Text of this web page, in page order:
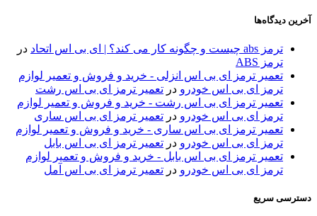
آخرین دیدگاه‌ها
ترمز abs چیست و چگونه کار می کند؟ | ای بی اس اتحاد
در
ترمز ABS
تعمیر ترمز ای بی اس انزلی - خرید و فروش و تعمیر لوازم
ترمز ای بی اس خودرو در تعمیر ترمز ای بی اس رشت
تعمیر ترمز ای بی اس رشت - خرید و فروش و تعمیر لوازم
ترمز ای بی اس خودرو در تعمیر ترمز ای بی اس ساری
تعمیر ترمز ای بی اس ساری - خرید و فروش و تعمیر لوازم
ترمز ای بی اس خودرو در تعمیر ترمز ای بی اس بابل
تعمیر ترمز ای بی اس بابل - خرید و فروش و تعمیر لوازم
ترمز ای بی اس خودرو در تعمیر ترمز ای بی اس آمل
دسترسی سریع